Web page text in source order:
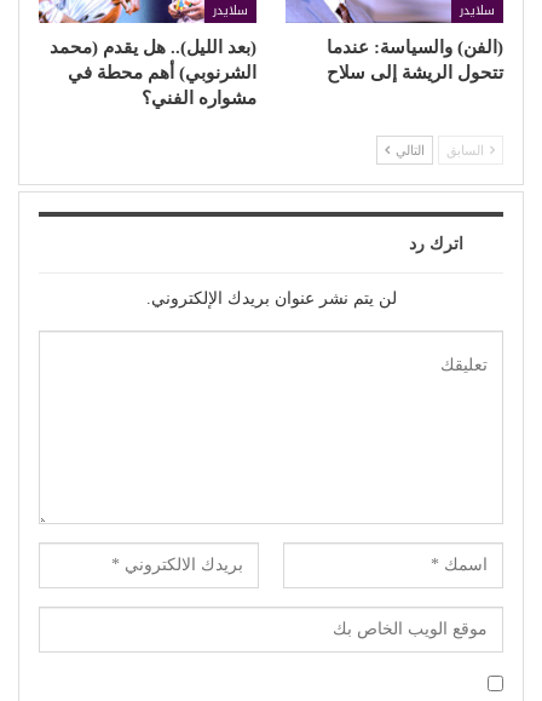
سلايدر
(الفن) والسياسة: عندما
تتحول الريشة إلى سلاح
سلايدر
(بعد الليل).. هل يقدم (محمد
الشرنوبي) أهم محطة في
مشواره الفني؟
السابق التالي
اترك رد
لن يتم نشر عنوان بريدك الإلكتروني.